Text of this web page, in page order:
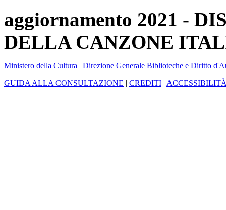
aggiornamento 2021 -
DELLA CANZONE
Ministero della Cultura | Direzione Generale Biblioteche e Diritto
GUIDA ALLA CONSULTAZIONE | CREDITI |